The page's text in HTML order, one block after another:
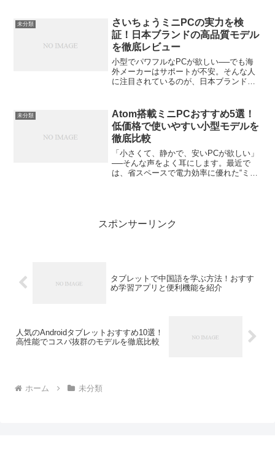
す。実は、スマートウォッチの中にはス
マホがなくてもある程度使え...
未分類
さいちょうミニPCの実力を検
証！日本ブランドの高品質モデル
を徹底レビュー
小型でパワフルなPCが欲しい──でも海
外メーカーはサポートが不安。そんな人
に注目されているのが、日本ブランドの
イズながらも高い性能と品質を誇り、仕
事にも趣味にも頼れ...
未分類
Atom搭載ミニPCおすすめ5選！
低価格で使いやすい小型モデルを
徹底比較
「小さくて、静かで、安いPCが欲しい」
──そんな声をよく耳にします。最近で
は、省スペースで電力効率に優れた“ミニ
スポンサーリンク
タブレットで中国語を学ぶ方法！おすす
め学習アプリと便利機能を紹介
人気のAndroidタブレットおすすめ10選！
高性能でコスパ抜群のモデルを徹底比較
ホーム 未分類